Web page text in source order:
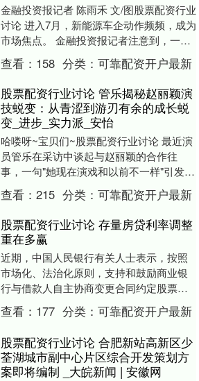
金融投资报记者 陈雨禾 文/图股票配资行业
讨论 进入7月，新能源车企动作频频，成为
市场焦点。 金融投资报记者注意到，一方
面，小米汽车凭借新车型YU7的巨大订单
量....
查看： 158 分类：可靠配资开户最新
股票配资行业讨论 管乐揭秘赵丽颖演
技蜕变：从青涩到游刃有余的成长蜕
变_进步_实力派_安怡
哈喽呀~宝贝们~股票配资行业讨论 最近演
员管乐在采访中谈起与赵丽颖的合作往
事，一句"她现在演戏和以前不一样"引发热
议。 展开剩余79%登录后可查看全文发布
于：四....
查看：215 分类：可靠配资开户最新
股票配资行业讨论 存量房贷利率调整
重在多赢
近期，中国人民银行有关人士表示，按照
市场化、法治化原则，支持和鼓励商业银
行与借款人自主协商变更合同约定股票配
资行业讨论，或者是新发放贷款置换原来
的存量贷款。 来....
查看： 177 分类：可靠配资开户最新
股票配资行业讨论 合肥新站高新区少
荃湖城市副中心片区综合开发策划方
案即将编制 _大皖新闻 | 安徽网